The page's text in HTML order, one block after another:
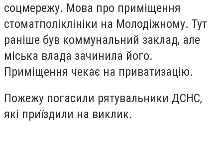
соцмережу. Мова про приміщення
стоматполіклініки на Молодіжному. Тут
раніше був коммунальний заклад, але
міська влада зачинила його.
Приміщення чекає на приватизацію.
Пожежу погасили рятувальники ДСНС,
які приїздили на виклик.